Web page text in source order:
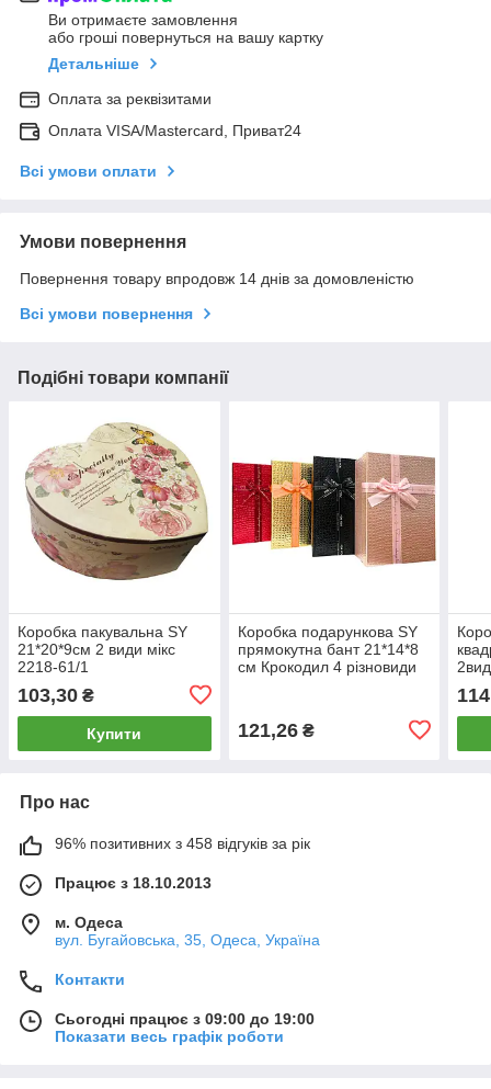
Ви отримаєте замовлення
або гроші повернуться на вашу картку
Детальніше
Оплата за реквізитами
Оплата VISA/Mastercard, Приват24
Всі умови оплати
Умови повернення
Повернення товару впродовж 14 днів за домовленістю
Всі умови повернення
Подібні товари компанії
Коробка пакувальна SY
21*20*9см 2 види мікс
2218-61/1
103,30 ₴
Купити
Коробка подарункова SY
прямокутна бант 21*14*8
см Крокодил 4 різновиди
121,26₴
Про нас
96% позитивних з 458 відгуків за рік
Працює з 18.10.2013
м. Одеса
вул. Бугайовська, 35, Одеса, Україна
Контакти
Сьогодні працює з 09:00 до 19:00
Показати весь графік роботи